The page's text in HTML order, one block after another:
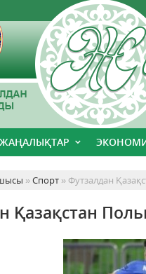
ЖАҢАЛЫҚТАР
»Спорт » Футзалдан
Қазақстан